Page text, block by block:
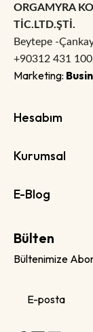
ORGAMYRA
TİC.LTD.ŞTİ.
Beytepe -
+90312 431
Marketing:
Hesabım
Kurumsal
E-Blog
Bülten
Bültenimize